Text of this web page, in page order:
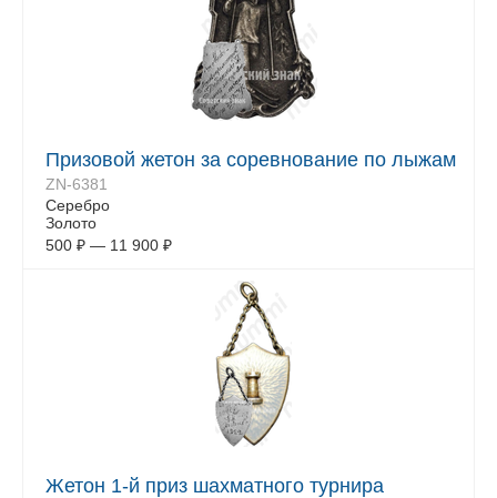
Призовой жетон за соревнование по лыжам
ZN-6381
Серебро
Золото
500 ₽ — 11 900 ₽
Жетон 1-й приз шахматного турнира